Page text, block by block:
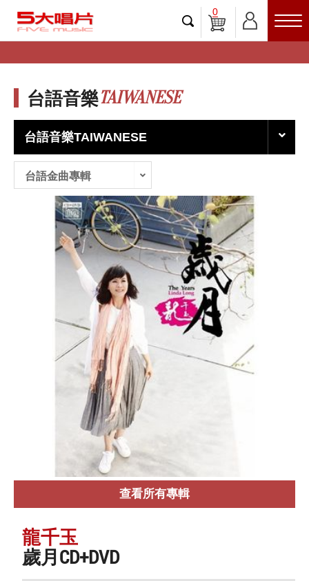
0
台語音樂TAIWANESE
台語音樂TAIWANESE
台語金曲專輯
查看所有專輯
龍千玉
歲月CD+DVD